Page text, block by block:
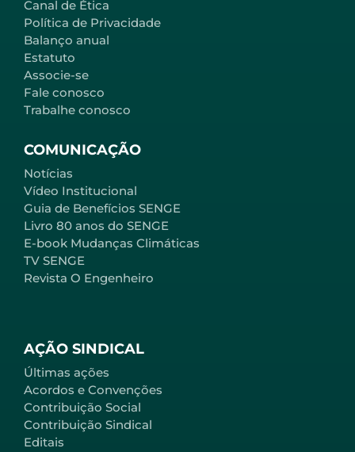
AÇÃO SINDICAL
Últimas ações
Acordos e Convenções
Contribuição Social
Contribuição Sindical
Editais
Canal de Ética
Política de Privacidade
Balanço anual
Estatuto
Associe-se
Fale conosco
Trabalhe conosco
COMUNICAÇÃO
Notícias
Vídeo Institucional
Guia de Benefícios SENGE
Livro 80 anos do SENGE
E-book Mudanças Climáticas
TV SENGE
Revista O Engenheiro